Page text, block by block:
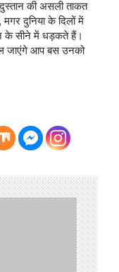
की असली ताकत
दुनिया के दिलों में
के सीने में धड़कते हैं।
जाएंगे आप बस उनको